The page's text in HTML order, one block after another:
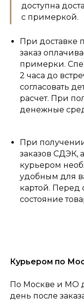
доступна
с примеркой.
При доставке
заказ
примерки.
2 часа до
согласовать
расчет. При
денежные
При
заказов СДЭК,
курьером
удобным для
картой. Перед
состояние
Курьером по
По Москве и МО
день после